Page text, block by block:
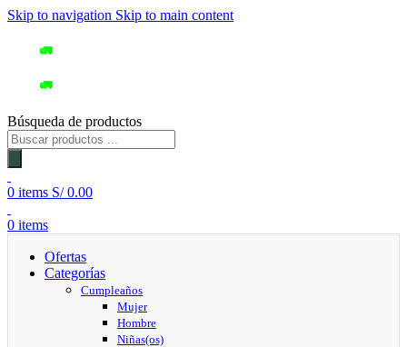
Skip to navigation Skip to main content
🚛Delivery gratuito: San Borja, Surquillo, Miraflores y Surco
🚛Delivery gratuito: San Borja, Surquillo, Miraflores y Surco
Búsqueda de productos
0 items S/0.00
0 items
Ofertas
Categorías
Cumpleaños
Mujer
Hombre
Niñas(os)